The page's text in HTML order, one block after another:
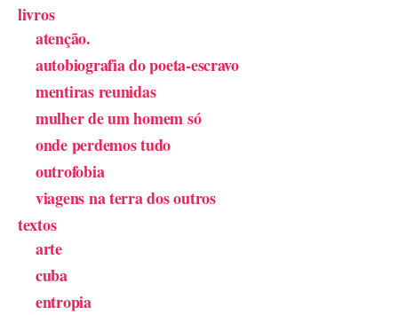
livros
atenção.
autobiografia do poeta-escravo
mentiras reunidas
mulher de um homem só
onde perdemos tudo
outrofobia
viagens na terra dos outros
textos
arte
cuba
entropia